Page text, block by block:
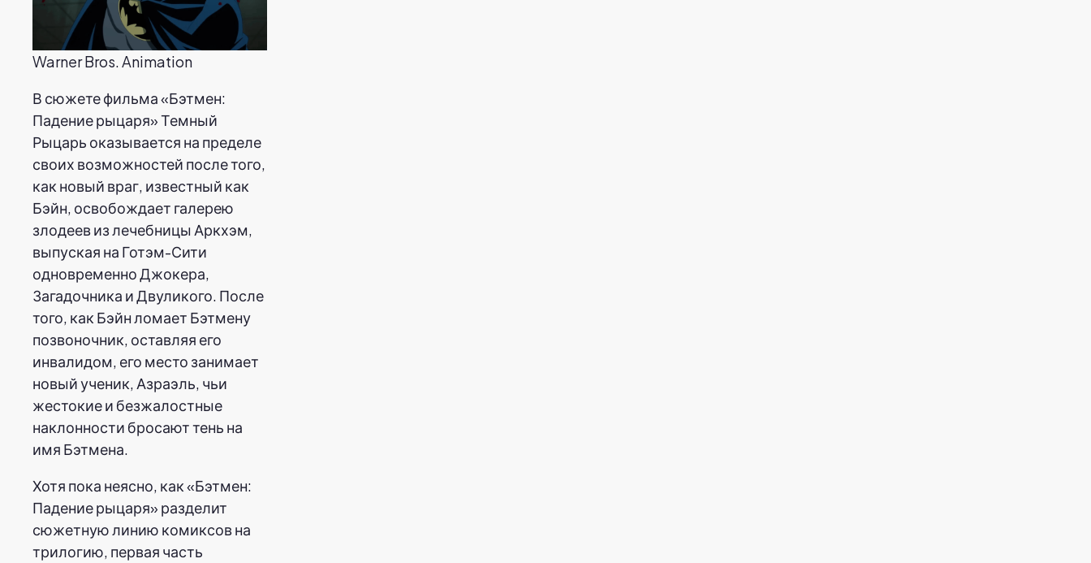
Warner Bros. Animation
В сюжете фильма «Бэтмен:
Падение рыцаря» Темный
Рыцарь оказывается на пределе
своих возможностей после того,
как новый враг, известный как
Бэйн, освобождает галерею
злодеев из лечебницы Аркхэм,
выпуская на Готэм-Сити
одновременно Джокера,
Загадочника и Двуликого. После
того, как Бэйн ломает Бэтмену
позвоночник, оставляя его
инвалидом, его место занимает
новый ученик, Азраэль, чьи
жестокие и безжалостные
наклонности бросают тень на
имя Бэтмена.
Хотя пока неясно, как «Бэтмен:
Падение рыцаря» разделит
сюжетную линию комиксов на
трилогию, первая часть